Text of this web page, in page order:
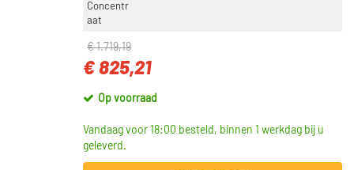
Concentr
aat
€ 1.719,19
€ 825,21
Op voorraad
Vandaag voor 18:00 besteld, binnen 1 werkdag bij u
geleverd.